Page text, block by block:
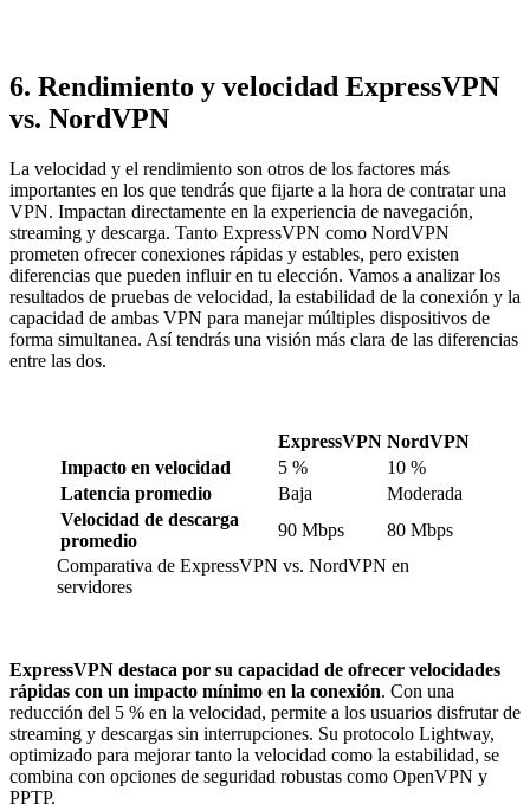
6. Rendimiento y velocidad ExpressVPN
vs. NordVPN
La velocidad y el rendimiento son otros de los factores más
importantes en los que tendrás que fijarte a la hora de contratar una
VPN. Impactan directamente en la experiencia de navegación,
streaming y descarga. Tanto ExpressVPN como NordVPN
prometen ofrecer conexiones rápidas y estables, pero existen
diferencias que pueden influir en tu elección. Vamos a analizar los
resultados de pruebas de velocidad, la estabilidad de la conexión y la
capacidad de ambas VPN para manejar múltiples dispositivos de
forma simultanea. Así tendrás una visión más clara de las diferencias
entre las dos.
ExpressVPN NordVPN
Impacto en velocidad
5 %
10 %
Latencia promedio
Baja
Moderada
Velocidad de descarga
promedio
90 Mbps
80 Mbps
Comparativa de ExpressVPN vs. NordVPN en
servidores
ExpressVPN destaca por su capacidad de ofrecer velocidades
rápidas con un impacto mínimo en la conexión. Con una
reducción del 5 % en la velocidad, permite a los usuarios disfrutar de
streaming y descargas sin interrupciones. Su protocolo Lightway,
optimizado para mejorar tanto la velocidad como la estabilidad, se
combina con opciones de seguridad robustas como OpenVPN y
PPTP.